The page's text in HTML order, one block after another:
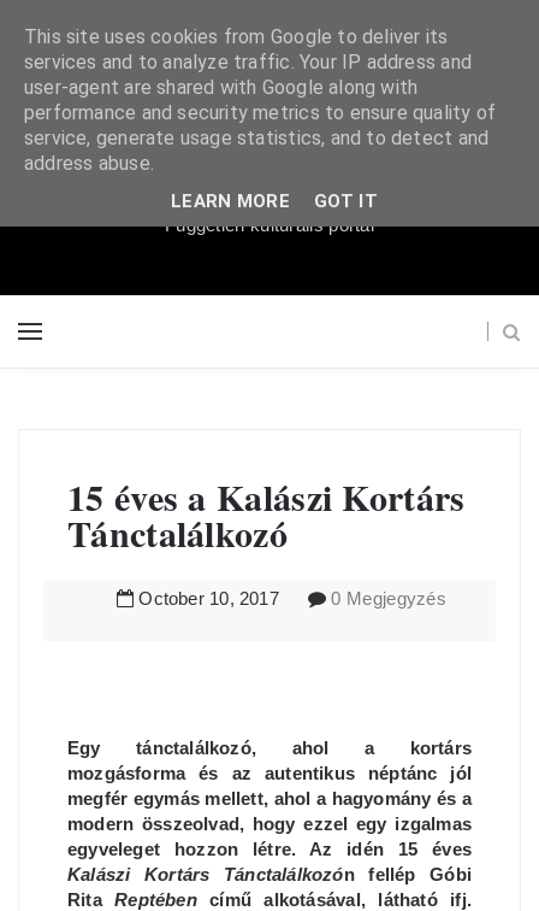
Súgópéldány
Független kulturális portál
15 éves a Kalászi Kortárs
Tánctalálkozó
October 10, 2017 0 Megjegyzés
Egy tánctalálkozó, ahol a kortárs
mozgásforma és az autentikus néptánc jól
megfér egymás mellett, ahol a hagyomány és a
modern összeolvad, hogy ezzel egy izgalmas
egyveleget hozzon létre. Az idén 15 éves
Kalászi Kortárs Tánctalálkozón fellép Góbi
RitaReptébencímű alkotásával, látható ifj.
This site uses cookies from Google to deliver its
services and to analyze traffic. Your IP address and
user-agent are shared with Google along with
performance and security metrics to ensure quality of
service, generate usage statistics, and to detect and
address abuse.
LEARN MORE GOT IT